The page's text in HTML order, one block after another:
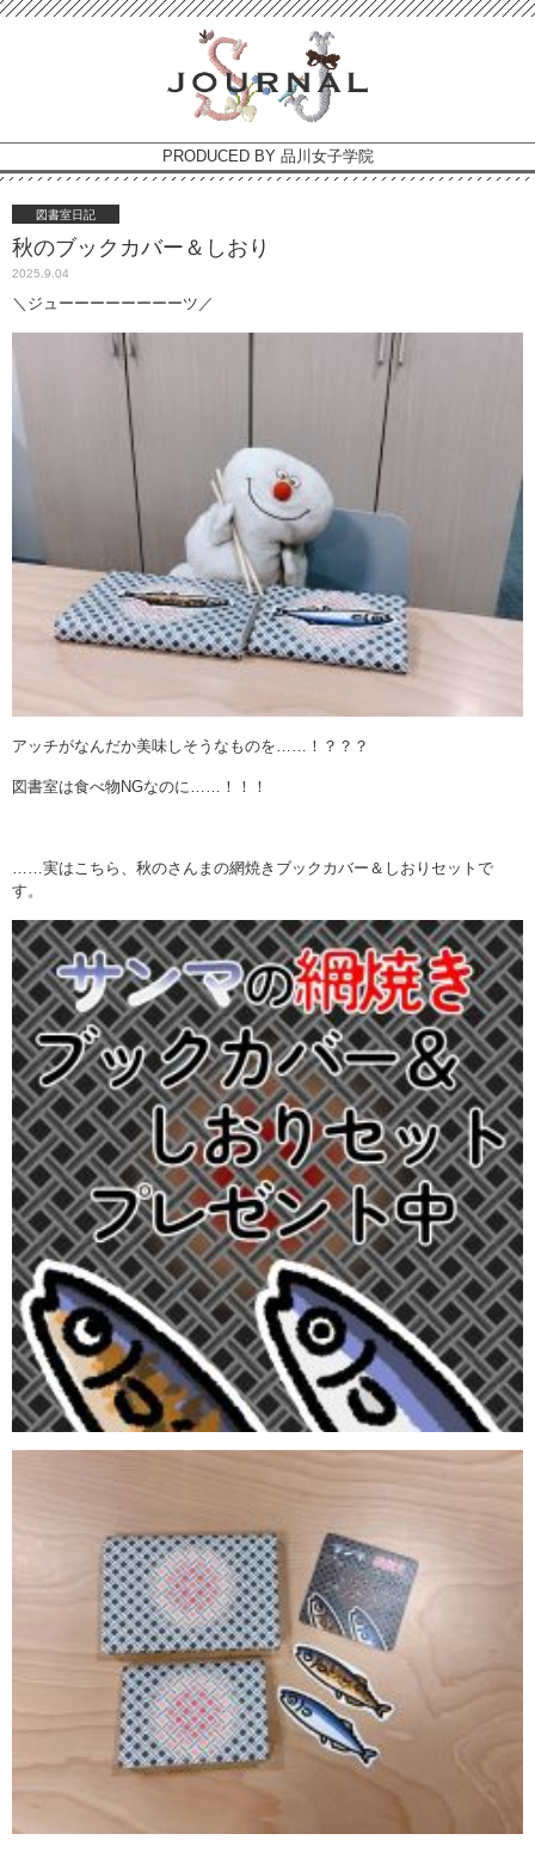
PRODUCED BY 品川女子学院
図書室日記
秋のブックカバー＆しおり
2025.9.04
＼ジューーーーーーーーツ／
アッチがなんだか美味しそうなものを……！？？？
図書室は食べ物NGなのに……！！！
……実はこちら、秋のさんまの網焼きブックカバー＆しおりセットで
す。